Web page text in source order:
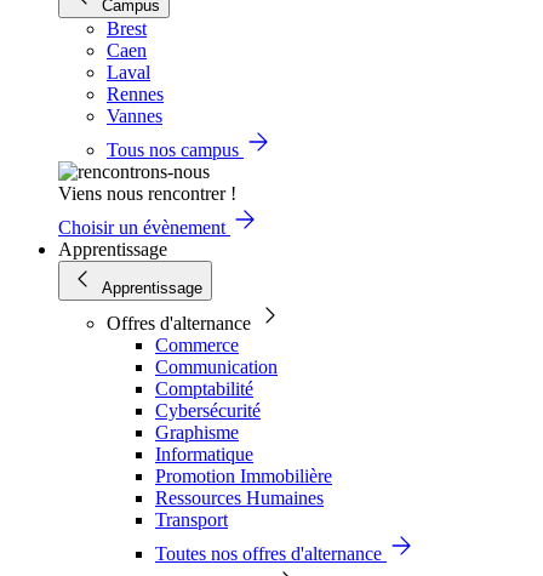
Campus
Brest
Caen
Laval
Rennes
Vannes
Tous nos campus
Viens nous rencontrer !
Choisir un évènement
Apprentissage
Apprentissage
Offres d'alternance
Commerce
Communication
Comptabilité
Cybersécurité
Graphisme
Informatique
Promotion Immobilière
Ressources Humaines
Transport
Toutes nos offres d'alternance